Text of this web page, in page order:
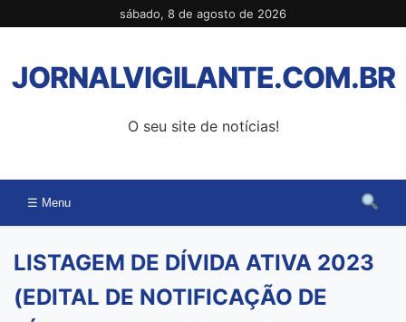
para
conteúdo
sábado, 8 de agosto de 2026
JORNALVIGILANTE.COM.BR
O seu site de notícias!
☰ Menu
LISTAGEM DE DÍVIDA ATIVA 2023
(EDITAL DE NOTIFICAÇÃO DE